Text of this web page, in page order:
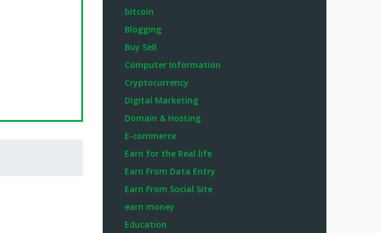
bitcoin
Blogging
Buy Sell
Computer Information
Cryptocurrency
Digital Marketing
Domain & Hosting
E-commerce
Earn for the Real life
Earn From Data Entry
Earn From Social Site
earn money
Education